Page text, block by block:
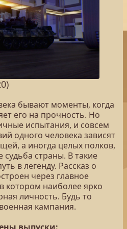
бывают моменты, когда
его на прочность. Но
испытания, и совсем
одного человека зависят
а иногда целых полков,
страны. В такие
в легенду. Рассказ о
через главное
котором наиболее ярко
личность. Будь то
кампания.